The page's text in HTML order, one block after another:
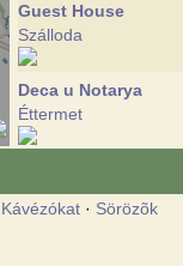
Guest House
Szálloda
Deca u Notarya
Éttermet
Szálloda
Kávézókat· Sörözõk